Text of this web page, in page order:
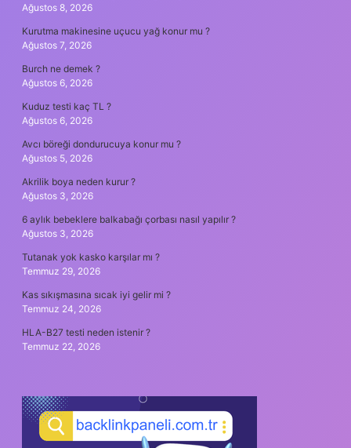
Ağustos 8, 2026
Kurutma makinesine uçucu yağ konur mu ?
Ağustos 7, 2026
Burch ne demek ?
Ağustos 6, 2026
Kuduz testi kaç TL ?
Ağustos 6, 2026
Avcı böreği dondurucuya konur mu ?
Ağustos 5, 2026
Akrilik boya neden kurur ?
Ağustos 3, 2026
6 aylık bebeklere balkabağı çorbası nasıl yapılır ?
Ağustos 3, 2026
Tutanak yok kasko karşılar mı ?
Temmuz 29, 2026
Kas sıkışmasına sıcak iyi gelir mi ?
Temmuz 24, 2026
HLA-B27 testi neden istenir ?
Temmuz 22, 2026